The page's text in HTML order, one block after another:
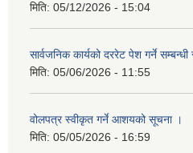
मिति: 05/12/2026 - 15:04
सार्वजनिक कार्यको दररेट पेश गर्ने
मिति: 05/06/2026 - 11:55
वोलपत्र स्वीकृत गर्ने आशयको सूचना ।
मिति: 05/05/2026 - 16:59